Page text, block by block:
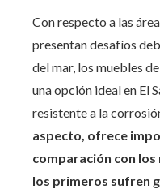
Con respecto a las
presentan desafíos
del mar, los muebles
una opción ideal en El
resistente a la
aspecto, ofrece
comparación con
los primeros sufren